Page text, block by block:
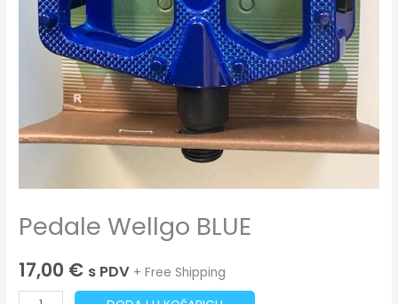
Pedale Wellgo BLUE
17,00 € s PDV + Free Shipping